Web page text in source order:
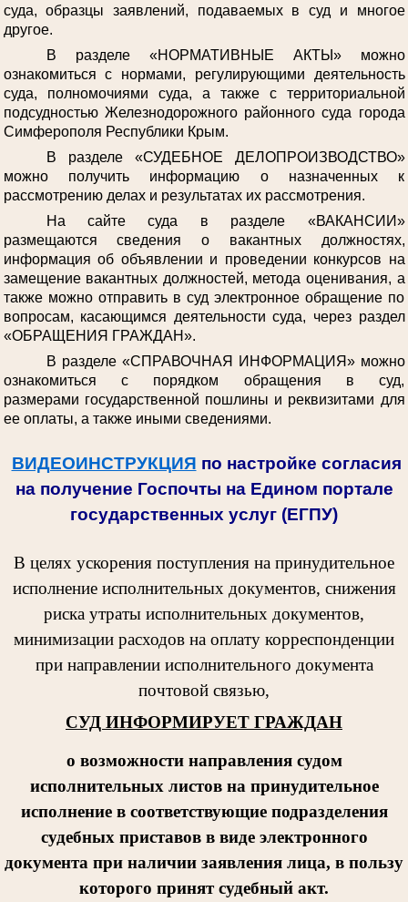
суда, образцы заявлений, подаваемых в суд и многое
другое.
В разделе «НОРМАТИВНЫЕ АКТЫ» можно
ознакомиться с нормами, регулирующими деятельность
суда, полномочиями суда, а также с территориальной
подсудностью Железнодорожного районного суда города
Симферополя Республики Крым.
В разделе «СУДЕБНОЕ ДЕЛОПРОИЗВОДСТВО»
можно получить информацию о назначенных к
рассмотрению делах и результатах их рассмотрения.
На сайте суда в разделе «ВАКАНСИИ»
размещаются сведения о вакантных должностях,
информация об объявлении и проведении конкурсов на
замещение вакантных должностей, метода оценивания, а
также можно отправить в суд электронное обращение по
вопросам, касающимся деятельности суда, через раздел
«ОБРАЩЕНИЯ ГРАЖДАН».
В разделе «СПРАВОЧНАЯ ИНФОРМАЦИЯ» можно
ознакомиться с порядком обращения в суд,
размерами государственной пошлины и реквизитами для
ее оплаты, а также иными сведениями.
ВИДЕОИНСТРУКЦИЯ по настройке согласия
на получение Госпочты на Едином портале
государственных услуг (ЕГПУ)
В целях ускорения поступления на принудительное
исполнение исполнительных документов, снижения
риска утраты исполнительных документов,
минимизации расходов на оплату корреспонденции
при направлении исполнительного документа
почтовой связью,
СУД ИНФОРМИРУЕТ ГРАЖДАН
о возможности направления судом
исполнительных листов на принудительное
исполнение в соответствующие подразделения
судебных приставов в виде электронного
документа при наличии заявления лица, в пользу
которого принят судебный акт.